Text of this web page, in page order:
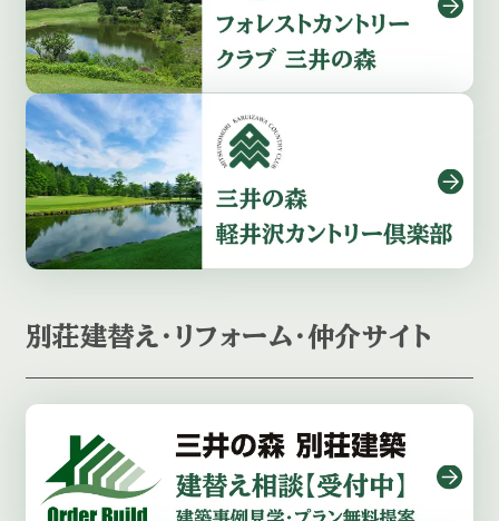
別荘建替え・リフォーム・仲介サイト